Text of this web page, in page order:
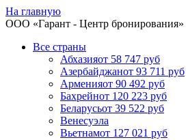
На главную
ООО «Гарант - Центр бронирования»
Все страны
Абхазияот 58 747 руб
Азербайджанот 93 711 руб
Арменияот 90 492 руб
Бахрейнот 120 223 руб
Беларусьот 39 522 руб
Венесуэла
Вьетнамот 127 021 руб